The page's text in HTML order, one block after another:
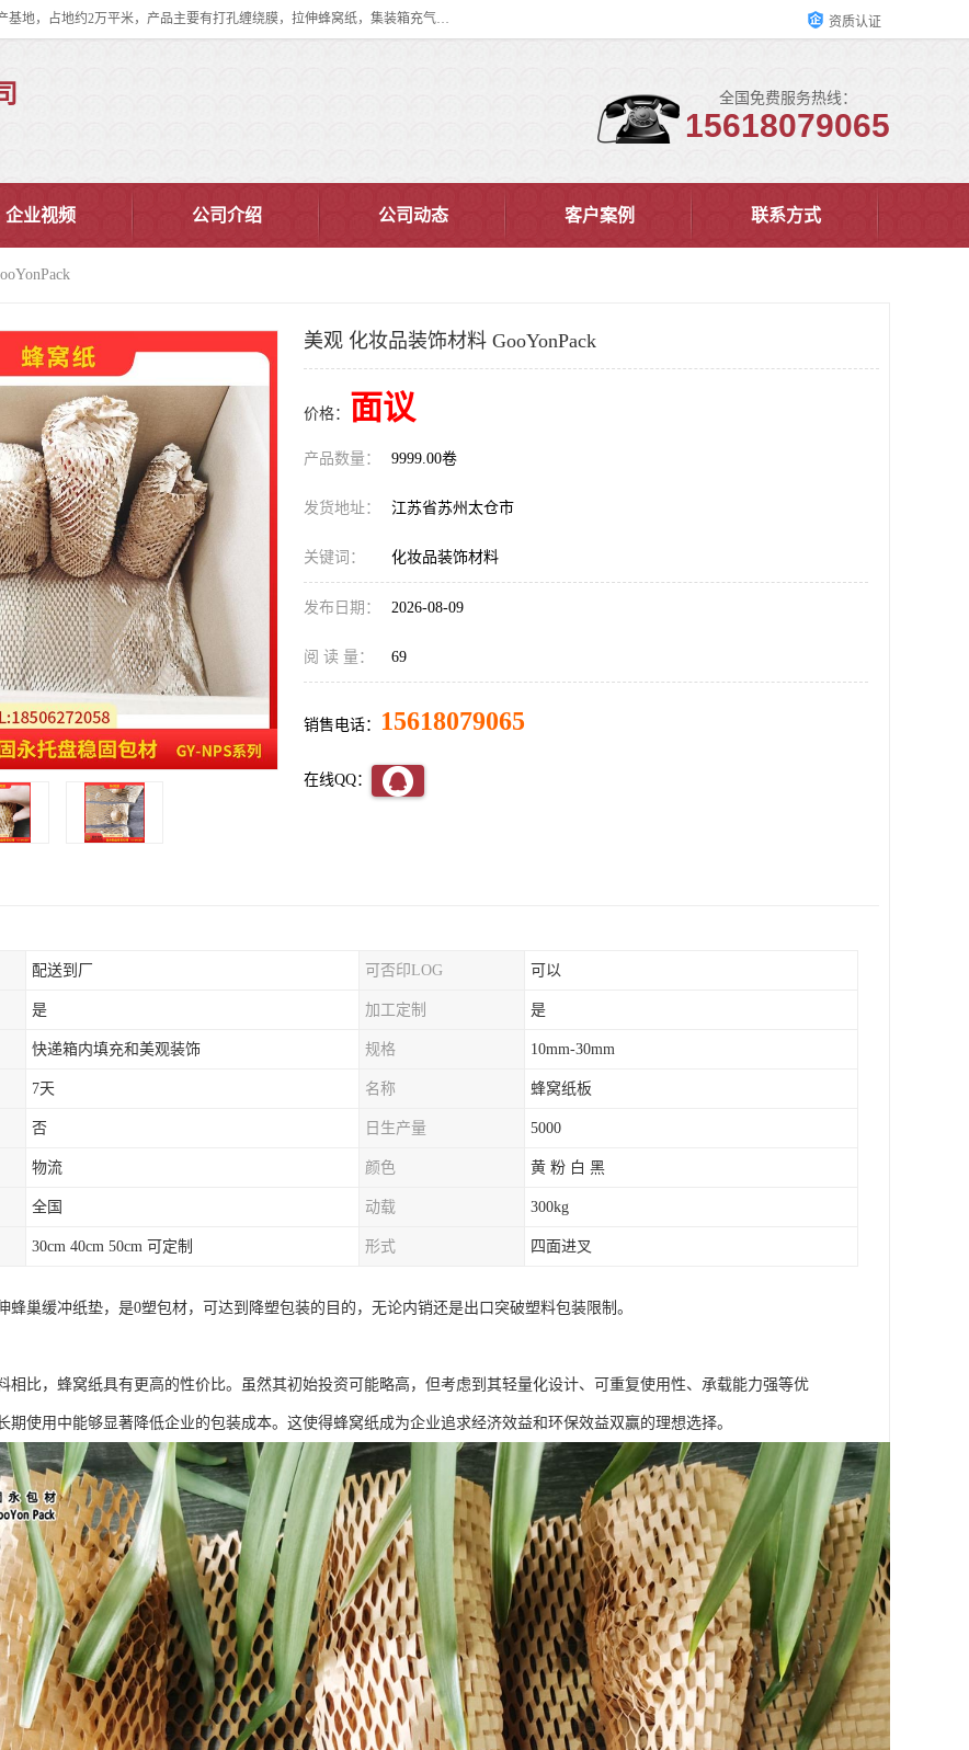
双忠包装材料（苏州）有限公司是上海双忠包装材料设立在苏州太仓的生产基地，占地约2万平米，产品主要有打孔缠绕膜，拉伸蜂窝纸，集装箱充气袋，滑托板，打包带，裹包网兜，防滑纸等箱体和托盘的运输和保护性包材。固永包材®，GooYon Pack®，是我们保护性包装材料的专属品牌。 资质认证
全国免费服务热线：
15618079065
企业视频 公司介绍 公司动态 客户案例 联系方式
美观 化妆品装饰材料 GooYonPack
价格： 面议
产品数量： 9999.00卷
发货地址： 江苏省苏州太仓市
关键词： 化妆品装饰材料
发布日期： 2026-08-09
阅 读 量： 69
销售电话： 15618079065
在线QQ：
配送到厂 可否印LOG 可以
是 加工定制 是
快递箱内填充和美观装饰 规格 10mm-30mm
7天 名称 蜂窝纸板
否 日生产量 5000
物流 颜色 黄 粉 白 黑
全国 动载 300kg
30cm 40cm 50cm 可定制 形式 四面进叉
蜂巢缓冲纸垫，是0塑包材，可达到降塑包装的目的，无论内销还是出口突破塑料包装限制。
相比，蜂窝纸具有更高的性价比。虽然其初始投资可能略高，但考虑到其轻量化设计、可重复使用性、承载能力强等优
期使用中能够显著降低企业的包装成本。这使得蜂窝纸成为企业追求经济效益和环保效益双赢的理想选择。